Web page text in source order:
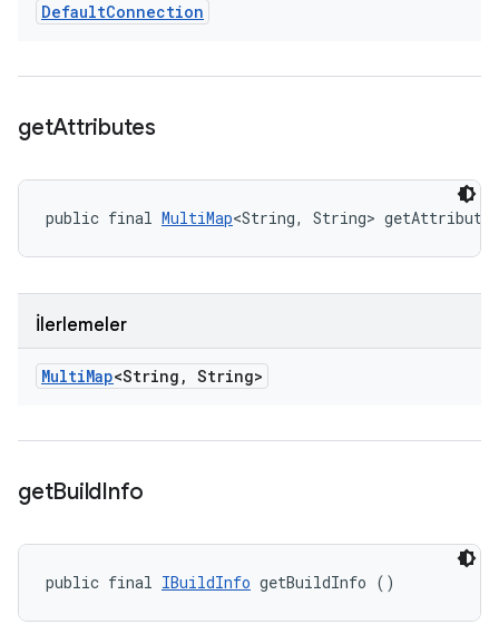
DefaultConnection
getAttributes
public final MultiMap<String, String>
İlerlemeler
MultiMap<String , String>
getBuildInfo
public final IBuildInfo getBuildInfo ()